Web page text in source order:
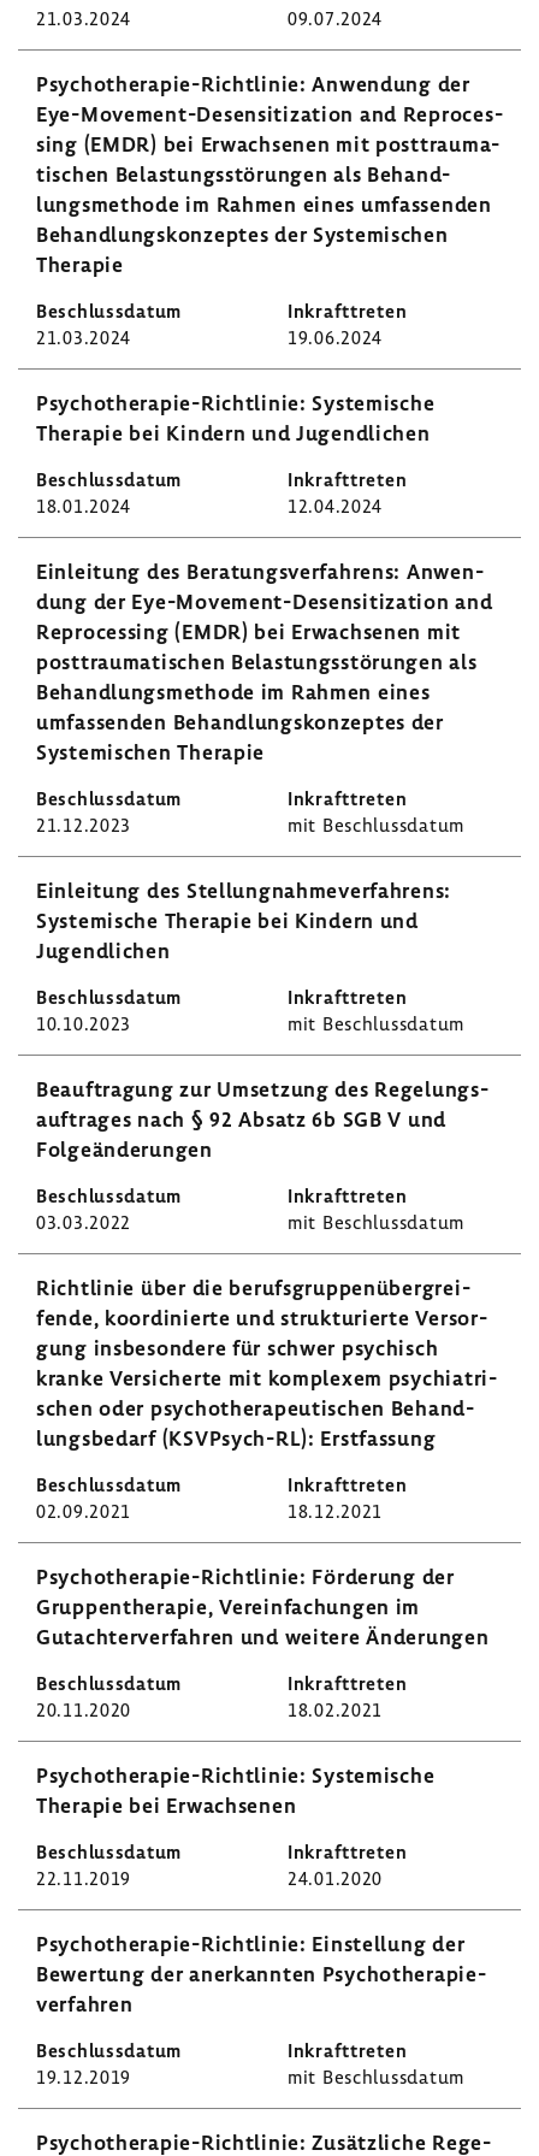
21.03.2024 09.07.2024
Psychotherapie-​Richtlinie: Anwen­dung der
Eye-​Movement-Desensitization and Repro­ces­
sing (EMDR) bei Erwach­senen mit post­trau­ma­
ti­schen Belas­tungs­stö­rungen als Behand­
lungs­me­thode im Rahmen eines umfas­senden
Behand­lungs­kon­zeptes der Syste­mi­schen
Therapie
21.03.2024 19.06.2024
Psychotherapie-​Richtlinie: Syste­mi­sche
Therapie bei Kindern und Jugend­li­chen
18.01.2024 12.04.2024
Einlei­tung des Bera­tungs­ver­fah­rens: Anwen­
dung der Eye-​Movement-Desensitization and
Repro­ces­sing (EMDR) bei Erwach­senen mit
post­trau­ma­ti­schen Belas­tungs­stö­rungen als
Behand­lungs­me­thode im Rahmen eines
umfas­senden Behand­lungs­kon­zeptes der
Syste­mi­schen Therapie
21.12.2023 mit Beschluss­datum
Einlei­tung des Stel­lung­nah­me­ver­fah­rens:
Syste­mi­sche Therapie bei Kindern und
Jugend­li­chen
10.10.2023 mit Beschluss­datum
Beauf­tra­gung zur Umset­zung des Rege­lungs­
auf­trages nach § 92 Absatz 6b SGB V und
Folge­än­de­rungen
03.03.2022 mit Beschluss­datum
Richt­linie über die berufs­grup­pen­über­grei­
fende, koor­di­nierte und struk­tu­rierte Versor­
gung insbe­son­dere für schwer psychisch
kranke Versi­cherte mit komplexem psych­ia­tri­
schen oder psycho­the­ra­peu­ti­schen Behand­
lungs­be­darf (KSVPsych-​RL): Erst­fas­sung
02.09.2021 18.12.2021
Psychotherapie-​Richtlinie: Förde­rung der
Grup­pen­the­rapie, Verein­fa­chungen im
Gutach­ter­ver­fahren und weitere Ände­rungen
20.11.2020 18.02.2021
Psychotherapie-​Richtlinie: Syste­mi­sche
Therapie bei Erwach­senen
22.11.2019 24.01.2020
Psychotherapie-​Richtlinie: Einstel­lung der
Bewer­tung der aner­kannten Psycho­the­ra­pie­
ver­fahren
19.12.2019 mit Beschluss­datum
Psychotherapie-​Richtlinie: Zusätz­liche Rege­